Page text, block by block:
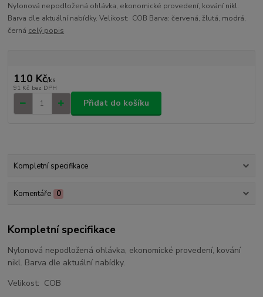
Nylonová nepodložená ohlávka, ekonomické provedení, kování nikl.
Barva dle aktuální nabídky. Velikost: COB Barva: červená, žlutá, modrá,
černá celý popis
110 Kč/ks
91 Kč bez DPH
Přidat do košíku
Kompletní specifikace
Komentáře 0
Kompletní specifikace
Nylonová nepodložená ohlávka, ekonomické provedení, kování
nikl. Barva dle aktuální nabídky.
Velikost: COB